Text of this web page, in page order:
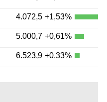
4.072,5 +1,53%
5.000,7 +0,61%
6.523,9 +0,33%